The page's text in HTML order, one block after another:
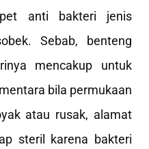
anti bakteri jenis
Sebab, benteng
mencakup untuk
bila permukaan
atau rusak, alamat
steril karena bakteri